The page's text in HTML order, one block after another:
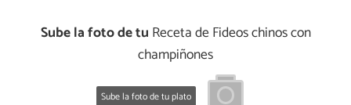
Sube la foto de tu Receta de Fideos chinos con
champiñones
Sube la foto de tu plato